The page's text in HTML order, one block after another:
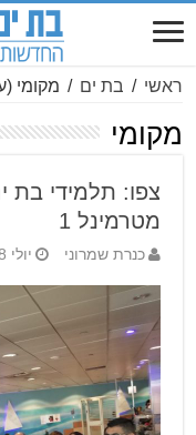
ראשי / בת ים / מקומי
מקומי
צפו: תלמידי בת
מטרמינל 1
כנרת שמרוני יולי 8, 2018